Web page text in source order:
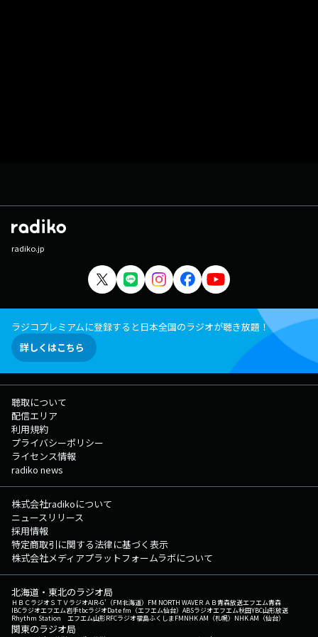
radiko.jp
ラジコプレミアムに登録すると日本全国のラジオが聴き放題！
詳しくはこちら
聴取について
配信エリア
利用規約
プライバシーポリシー
ライセンス情報
radiko news
株式会社radikoについて
ニュースリリース
採用情報
特定商取引に関する法律に基づく表示
株式会社メディアプラットフォームラボについて
北海道・東北のラジオ局
ＨＢＣラジオＳＴＶラジオAIR-G'（FM北海道） FM NORTH WAVEＲＡＢ青森放送エフエム青森
IBCラジオエフエム岩手tbcラジオDate fm（エフエム仙台） ABSラジオエフエム秋田YBC山形放送
Rhythm Station エフエム山形RFCラジオ福島ふくしまFMNHK AM（札幌） NHK AM（仙台）
関東のラジオ局